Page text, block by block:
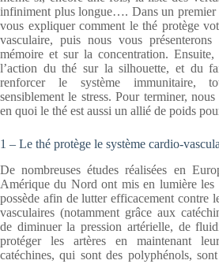
infiniment plus longue…. Dans un premier
vous expliquer comment le thé protège
vasculaire, puis nous vous
mémoire et sur la concentration. Ensuite,
l’action du thé sur la silhouette, et du
renforcer le système immunitaire,
sensiblement le stress. Pour terminer,
en quoi le thé est aussi un allié de poids
1 – Le thé protège le système cardio-
De nombreuses études réalisées en
Amérique du Nord ont mis en lumière les
possède afin de lutter efficacement contre
vasculaires (notamment grâce aux
de diminuer la pression artérielle, de
protéger les artères en maintenant
catéchines, qui sont des polyphénols,